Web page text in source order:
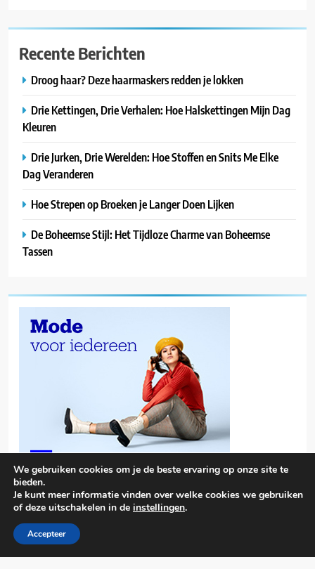
Recente Berichten
Droog haar? Deze haarmaskers redden je lokken
Drie Kettingen, Drie Verhalen: Hoe Halskettingen Mijn Dag
Kleuren
Drie Jurken, Drie Werelden: Hoe Stoffen en Snits Me Elke
Dag Veranderen
Hoe Strepen op Broeken je Langer Doen Lijken
De Boheemse Stijl: Het Tijdloze Charme van Boheemse
Tassen
We gebruiken cookies om je de beste ervaring op onze site te
bieden.
Je kunt meer informatie vinden over welke cookies we gebruiken
of deze uitschakelen in de instellingen.
Accepteer